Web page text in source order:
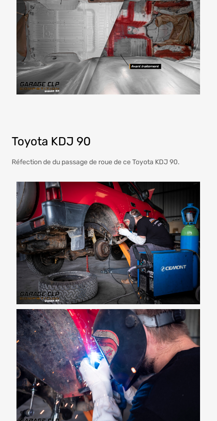
Toyota KDJ 90
Réfection de du passage de roue de ce Toyota KDJ 90.